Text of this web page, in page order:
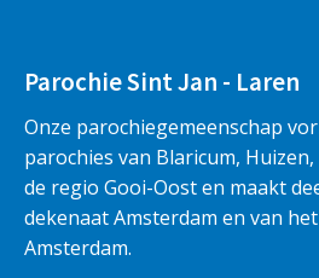
Parochie Sint Jan - Laren
Onze parochiegemeenschap
parochies van Blaricum,
de regio Gooi-Oost en maakt
dekenaat Amsterdam en van
Amsterdam.